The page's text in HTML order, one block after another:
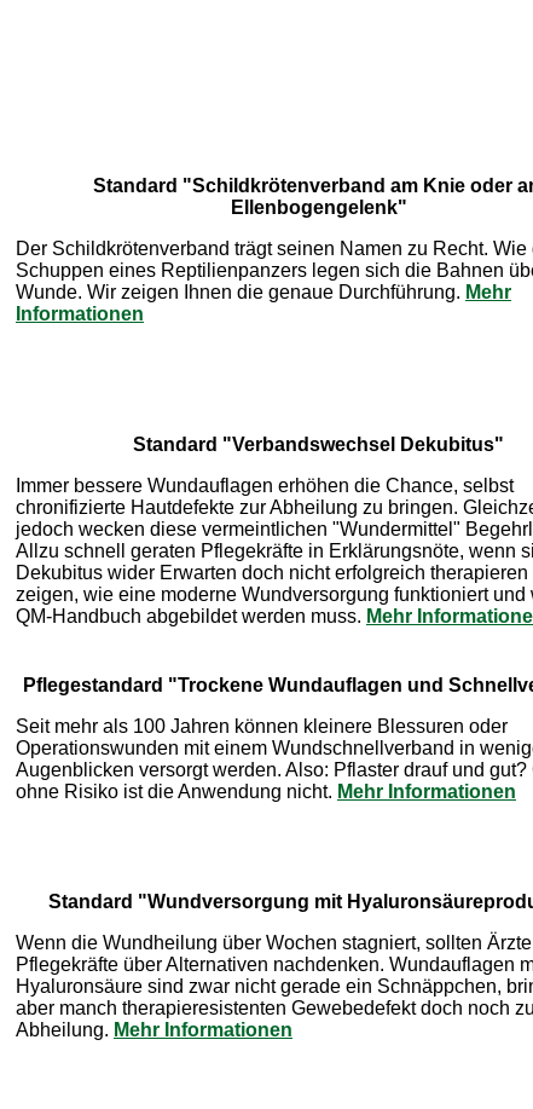
Standard "Schildkrötenverband am Knie oder
Ellenbogengelenk"
Der Schildkrötenverband trägt seinen Namen zu Recht. Wie
Schuppen eines Reptilienpanzers legen sich die Bahnen
Wunde. Wir zeigen Ihnen die genaue Durchführung. Mehr
Informationen
Standard "Verbandswechsel Dekubitus"
Immer bessere Wundauflagen erhöhen die Chance, selbst
chronifizierte Hautdefekte zur Abheilung zu bringen.
jedoch wecken diese vermeintlichen "Wundermittel"
Allzu schnell geraten Pflegekräfte in Erklärungsnöte, wenn
Dekubitus wider Erwarten doch nicht erfolgreich therapieren
zeigen, wie eine moderne Wundversorgung funktioniert und
QM-Handbuch abgebildet werden muss. Mehr
Pflegestandard "Trockene Wundauflagen und
Seit mehr als 100 Jahren können kleinere Blessuren oder
Operationswunden mit einem Wundschnellverband in
Augenblicken versorgt werden. Also: Pflaster drauf und gut?
ohne Risiko ist die Anwendung nicht. Mehr Informationen
Standard "Wundversorgung mit
Wenn die Wundheilung über Wochen stagniert, sollten
Pflegekräfte über Alternativen nachdenken. Wundauflagen
Hyaluronsäure sind zwar nicht gerade ein Schnäppchen,
aber manch therapieresistenten Gewebedefekt doch noch
Abheilung. Mehr Informationen